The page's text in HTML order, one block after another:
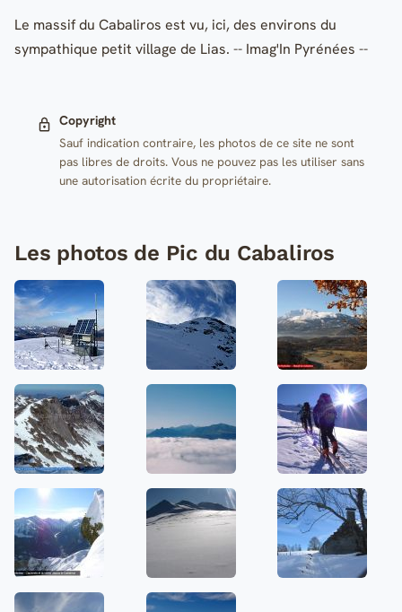
Le massif du Cabaliros est vu, ici, des environs du
sympathique petit village de Lias. -- Imag'In Pyrénées --
Copyright
Sauf indication contraire, les photos de ce site ne sont
pas libres de droits. Vous ne pouvez pas les utiliser sans
une autorisation écrite du propriétaire.
Les photos de Pic du Cabaliros